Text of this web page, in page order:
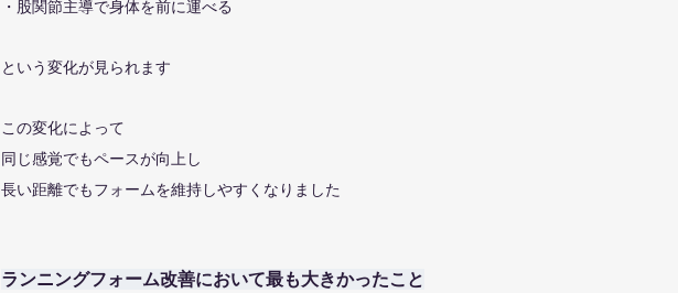
・股関節主導で身体を前に運べる
という変化が見られます
この変化によって
同じ感覚でもペースが向上し
長い距離でもフォームを維持しやすくなりました
ランニングフォーム改善において最も大きかったこと